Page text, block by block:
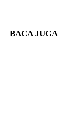
BACA JUGA